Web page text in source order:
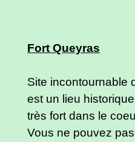
Fort Queyras
Site incontournable
est un lieu
très fort dans le
Vous ne pouvez